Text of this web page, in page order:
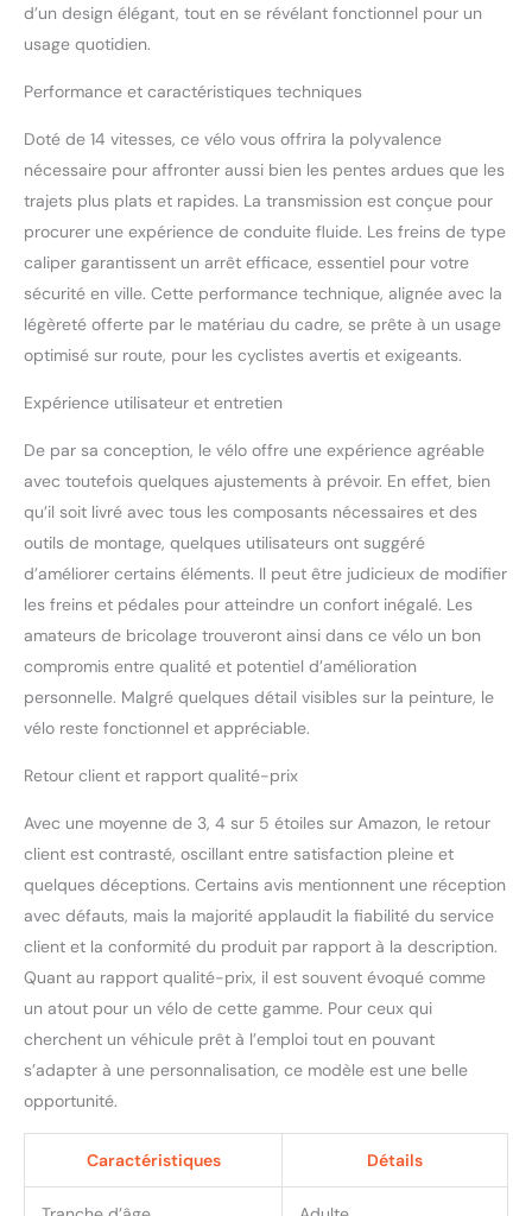
parcours sportifs légers.
caliper avant et arrière
réactif et contrôlé, même
par temps humide. Ils
offrent une sécurité
renforcée pour une
confiance au quotidien.
【Roues 700C rapides et
confortables】Les roues
700C roulent de manière
garantissant une bonne
conservant un excellent
confort de conduite.
trajets urbains et les
balades loisirs. 【Tailles
recommandées et
montage facile】Taille S :
recommandée pour une
Taille M : recommandée
pour une taille de 168–178
cm; Taille L :
taille de 175–190 cm.
à partir de 12 ans. Vélo
livré préassemblé à 85 %,
montage simple et
d’installation et pédales
inclus.
d’un design élégant, tout en se révélant fonctionnel pour un
usage quotidien.
Performance et caractéristiques techniques
Doté de 14 vitesses, ce vélo vous offrira la polyvalence
nécessaire pour affronter aussi bien les pentes ardues que les
trajets plus plats et rapides. La transmission est conçue pour
procurer une expérience de conduite fluide. Les freins de type
caliper garantissent un arrêt efficace, essentiel pour votre
sécurité en ville. Cette performance technique, alignée avec la
légèreté offerte par le matériau du cadre, se prête à un usage
optimisé sur route, pour les cyclistes avertis et exigeants.
Expérience utilisateur et entretien
De par sa conception, le vélo offre une expérience agréable
avec toutefois quelques ajustements à prévoir. En effet, bien
qu’il soit livré avec tous les composants nécessaires et des
outils de montage, quelques utilisateurs ont suggéré
d’améliorer certains éléments. Il peut être judicieux de modifier
les freins et pédales pour atteindre un confort inégalé. Les
amateurs de bricolage trouveront ainsi dans ce vélo un bon
compromis entre qualité et potentiel d’amélioration
personnelle. Malgré quelques détail visibles sur la peinture, le
vélo reste fonctionnel et appréciable.
Retour client et rapport qualité-prix
Avec une moyenne de 3, 4 sur 5 étoiles sur Amazon, le retour
client est contrasté, oscillant entre satisfaction pleine et
quelques déceptions. Certains avis mentionnent une réception
avec défauts, mais la majorité applaudit la fiabilité du service
client et la conformité du produit par rapport à la description.
Quant au rapport qualité-prix, il est souvent évoqué comme
un atout pour un vélo de cette gamme. Pour ceux qui
cherchent un véhicule prêt à l’emploi tout en pouvant
s’adapter à une personnalisation, ce modèle est une belle
opportunité.
Caractéristiques Détails